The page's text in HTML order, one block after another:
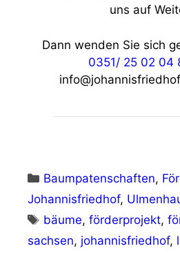
uns auf
Dann wenden Sie sich
0351/ 25 02 04
Kategorien
Baumpatenschaften,
Johannisfriedhof,
Schlagwörter
bäume,förderprojekt,
sachsen, johannisfriedhof,